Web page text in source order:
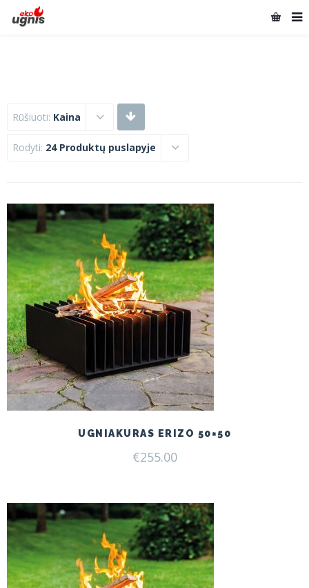
Rūšiuoti: Kaina
Rodyti: 24 Produktų puslapyje
UGNIAKURAS ERIZO 50×50
€255.00